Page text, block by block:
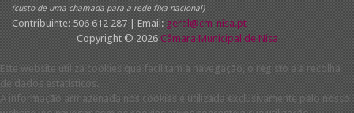
(custo de uma chamada para a rede fixa nacional)
Contribuinte: 506 612 287 | Email: geral@cm-nisa.pt
Copyright © 2026 Câmara Municipal de Nisa
Este website utiliza cookies que facilitam a navegação, o registo e a recolha
de dados estatísticos.
A informação armazenada nos cookies é utilizada exclusivamente pelo nosso